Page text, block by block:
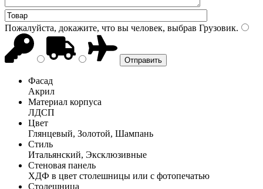
Пожалуйста, докажите, что вы человек, выбрав Грузовик.
Фасад
Акрил
Материал корпуса
ЛДСП
Цвет
Глянцевый, Золотой, Шампань
Стиль
Итальянский, Эксклюзивные
Стеновая панель
ХДФ в цвет столешницы или с фотопечатью
Столешница